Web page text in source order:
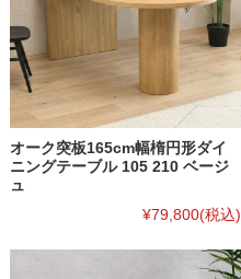
オーク突板165cm幅楕円形ダイ
ニングテーブル 105 210 ベージ
ュ
¥79,800(税込)